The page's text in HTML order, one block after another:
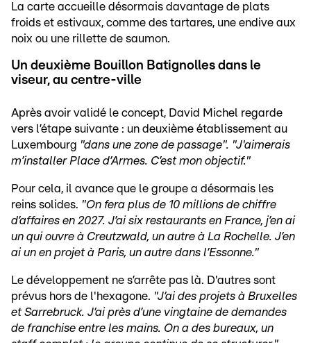
La carte accueille désormais davantage de plats
froids et estivaux, comme des tartares, une endive aux
noix ou une rillette de saumon.
Un deuxième Bouillon Batignolles dans le
viseur, au centre-ville
Après avoir validé le concept, David Michel regarde
vers l’étape suivante : un deuxième établissement au
Luxembourg "dans une zone de passage". "J'aimerais
m’installer Place d’Armes. C’est mon objectif."
Pour cela, il avance que le groupe a désormais les
reins solides. "On fera plus de 10 millions de chiffre
d’affaires en 2027. J’ai six restaurants en France, j’en ai
un qui ouvre à Creutzwald, un autre à La Rochelle. J’en
ai un en projet à Paris, un autre dans l’Essonne."
Le développement ne s’arrête pas là. D'autres sont
prévus hors de l'hexagone. "J’ai des projets à Bruxelles
et Sarrebruck. J’ai près d’une vingtaine de demandes
de franchise entre les mains. On a des bureaux, un